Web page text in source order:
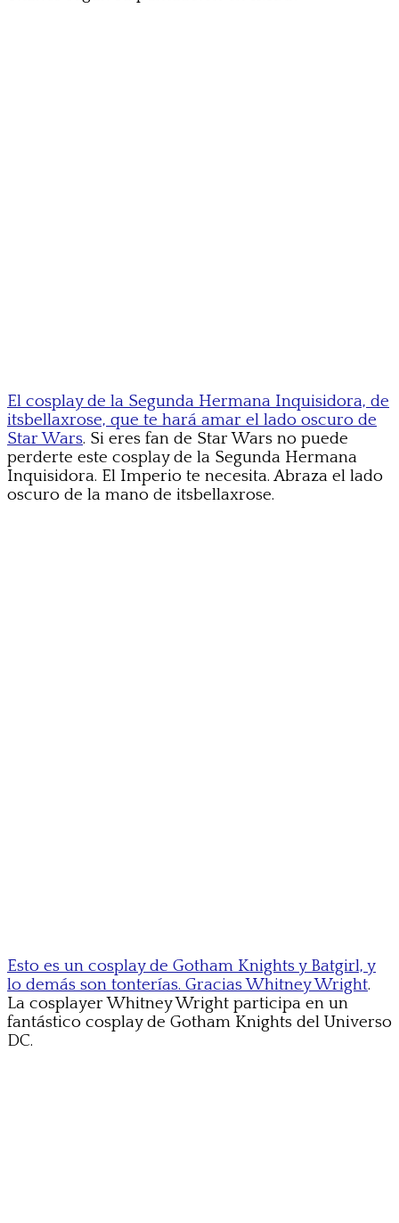
El cosplay de la Segunda Hermana Inquisidora, de
itsbellaxrose, que te hará amar el lado oscuro de
Star Wars. Si eres fan de Star Wars no puede
perderte este cosplay de la Segunda Hermana
Inquisidora. El Imperio te necesita. Abraza el lado
oscuro de la mano de itsbellaxrose.
Esto es un cosplay de Gotham Knights y Batgirl, y
lo demás son tonterías. Gracias Whitney Wright.
La cosplayer Whitney Wright participa en un
fantástico cosplay de Gotham Knights del Universo
DC.